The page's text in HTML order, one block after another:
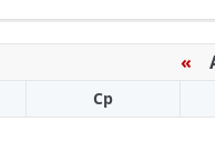
«
Ср